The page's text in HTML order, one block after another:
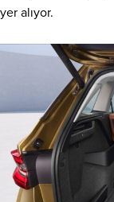
yer alıyor.